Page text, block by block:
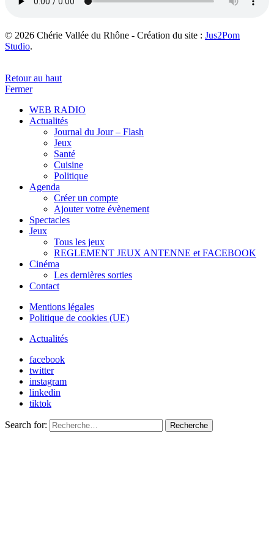
© 2026 Chérie Vallée du Rhône - Création du site : Jus2Pom
Studio.
Retour au haut
Fermer
WEB RADIO
Actualités
Journal du Jour – Flash
Jeux
Santé
Cuisine
Politique
Agenda
Créer un compte
Ajouter votre évènement
Spectacles
Jeux
Tous les jeux
REGLEMENT JEUX ANTENNE et FACEBOOK
Cinéma
Les dernières sorties
Contact
Mentions légales
Politique de cookies (UE)
Actualités
facebook
twitter
instagram
linkedin
tiktok
Search for: Recherche